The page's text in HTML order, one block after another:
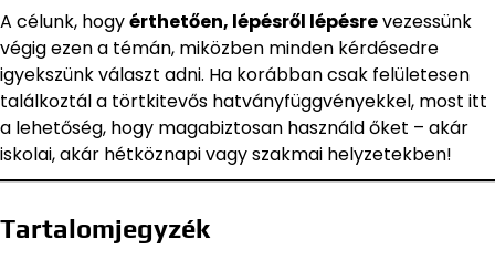
A célunk, hogyérthetően, lépésről lépésrevezessünk
végig ezen a témán, miközben minden kérdésedre
igyekszünk választ adni. Ha korábban csak felületesen
találkoztál a törtkitevős hatványfüggvényekkel, most itt
a lehetőség, hogy magabiztosan használd őket – akár
iskolai, akár hétköznapi vagy szakmai helyzetekben!
Tartalomjegyzék